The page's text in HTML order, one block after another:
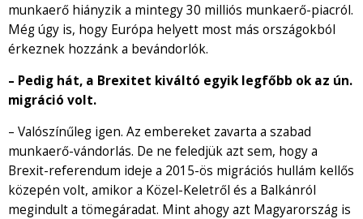
munkaerő hiányzik a mintegy 30 milliós munkaerő-piacról.
Még úgy is, hogy Európa helyett most más országokból
érkeznek hozzánk a bevándorlók.
– Pedig hát, a Brexitet kiváltó egyik legfőbb ok az ún.
migráció volt.
– Valószínűleg igen. Az embereket zavarta a szabad
munkaerő-vándorlás. De ne feledjük azt sem, hogy a
Brexit-referendum ideje a 2015-ös migrációs hullám kellős
közepén volt, amikor a Közel-Keletről és a Balkánról
megindult a tömegáradat. Mint ahogy azt Magyarország is